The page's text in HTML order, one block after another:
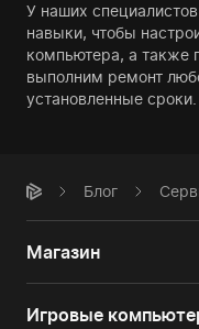
У наших
навыки, чтобы
компьютера, а также
выполним ремонт
установленные сроки.
Блог
Магазин
Игровые